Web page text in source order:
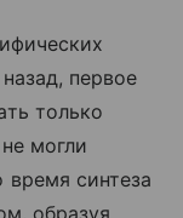
первое
только
могли
время синтеза